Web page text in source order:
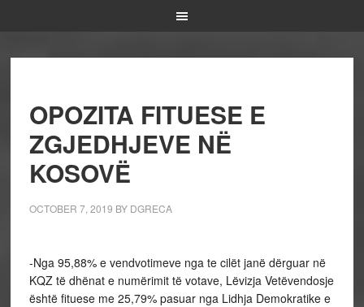
OPOZITA FITUESE E
ZGJEDHJEVE NË
KOSOVË
OCTOBER 7, 2019 BY DGRECA
-Nga 95,88% e vendvotimeve nga te cilët janë dërguar në
KQZ të dhënat e numërimit të votave, Lëvizja Vetëvendosje
është fituese me 25,79% pasuar nga Lidhja Demokratike e